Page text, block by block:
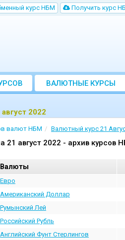
курс НБM Получить курс
ВАЛЮТНЫЕ КУРСЫ
БАНКОВ
2022
валют НБМ Валютный курс 21
21 август 2022 - архив курсов
Валюты
Евро
Aмериканский Доллар
Румынский Лей
Российский Рубль
Английский Фунт Стерлингов